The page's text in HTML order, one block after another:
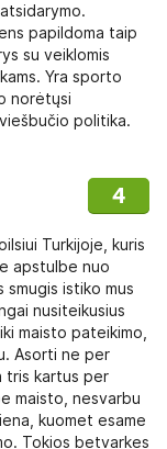
papildoma taip
su veiklomis
Yra sporto
norėtųsi
politika.
4
Turkijoje, kuris
apstulbe nuo
istiko mus
nusiteikusius
maisto pateikimo,
Asorti ne per
tris kartus per
maisto, nesvarbu
kuomet esame
Tokios betvarkes